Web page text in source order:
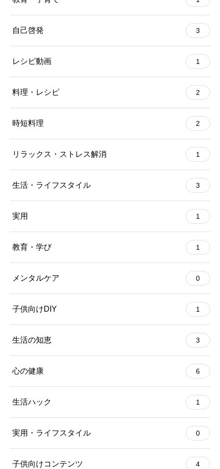
自己啓発 3
レシピ動画 1
料理・レシピ 2
時短料理 2
リラックス・ストレス解消 1
生活・ライフスタイル 3
実用 1
教育・学び 1
メンタルケア 0
子供向けDIY 1
生活の知恵 3
心の健康 6
生活ハック 1
実用・ライフスタイル 0
子供向けコンテンツ 4